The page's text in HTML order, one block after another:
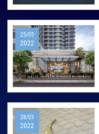
25/05
2022
28/03
2022